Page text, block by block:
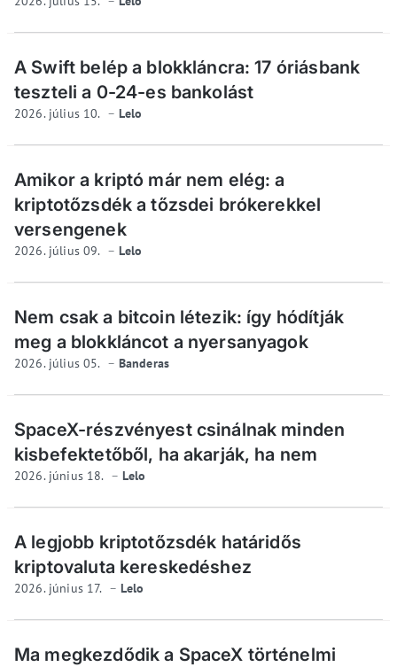
A Swift belép a blokkláncra: 17 óriásbank
teszteli a 0-24-es bankolást
2026. július 10. Lelo
Amikor a kriptó már nem elég: a
kriptotőzsdék a tőzsdei brókerekkel
versengenek
2026. július 09. Lelo
Nem csak a bitcoin létezik: így hódítják
meg a blokkláncot a nyersanyagok
2026. július 05. Banderas
SpaceX-részvényest csinálnak minden
kisbefektetőből, ha akarják, ha nem
2026. június 18. Lelo
A legjobb kriptotőzsdék határidős
kriptovaluta kereskedéshez
2026. június 17. Lelo
Ma megkezdődik a SpaceX történelmi